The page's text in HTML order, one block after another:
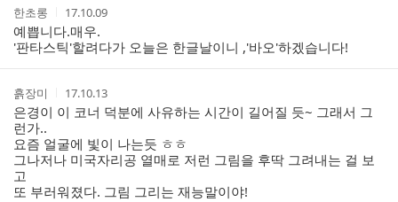
트
작
성
자
한초롱
작
성
시
간
17.10.09
예쁩니다.매우.
'판타스틱'할려다가 오늘은 한글날이니 ,'바오'하겠습니다!
작
성
자
흙장미
작
성
시
17.10.13
은경이 이 코너 덕분에 사유하는 시간이 길어질 듯~ 그래서 그
런가..
요즘 얼굴에 빛이 나는듯 ㅎㅎ
그나저나 미국자리공 열매로 저런 그림을 후딱 그려내는 걸 보
고
또 부러워졌다. 그림 그리는 재능말이야!